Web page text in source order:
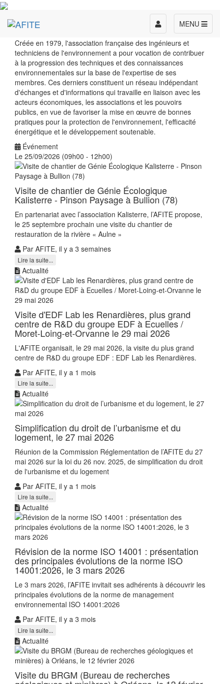
MENU
Toggle
navigation
Créée en 1979, l'association française des ingénieurs et
techniciens de l'environnement a pour vocation de contribuer
à la progression des techniques et des connaissances
environnementales sur la base de l'expertise de ses
membres. Ces derniers constituent un réseau indépendant
d'échanges et d'informations qui travaille en liaison avec les
acteurs économiques, les associations et les pouvoirs
publics, en vue de favoriser la mise en œuvre de bonnes
pratiques pour la protection de l'environnement, l'efficacité
énergétique et le développement soutenable.
Événement
Le 25/09/2026 (09h00 - 12h00)
Visite de chantier de Génie Écologique
Kalisterre - Pinson Paysage à Bullion (78)
En partenariat avec l’association Kalisterre, l’AFITE propose,
le 25 septembre prochain une visite du chantier de
restauration de la rivière « Aulne »
Par AFITE, il y a 3 semaines
Lire la suite...
Actualité
Visite d'EDF Lab les Renardières, plus grand
centre de R&D du groupe EDF à Ecuelles /
Moret-Loing-et-Orvanne le 29 mai 2026
L'AFITE organisait, le 29 mai 2026, la visite du plus grand
centre de R&D du groupe EDF : EDF Lab les Renardières.
Par AFITE, il y a 1 mois
Lire la suite...
Actualité
Simplification du droit de l’urbanisme et du
logement, le 27 mai 2026
Réunion de la Commission Réglementation de l’AFITE du 27
mai 2026 sur la loi du 26 nov. 2025, de simplification du droit
de l'urbanisme et du logement
Par AFITE, il y a 1 mois
Lire la suite...
Actualité
Révision de la norme ISO 14001 : présentation
des principales évolutions de la norme ISO
14001:2026, le 3 mars 2026
Le 3 mars 2026, l’AFITE invitait ses adhérents à découvrir les
principales évolutions de la norme de management
environnemental ISO 14001:2026
Par AFITE, il y a 3 mois
Lire la suite...
Actualité
Visite du BRGM (Bureau de recherches